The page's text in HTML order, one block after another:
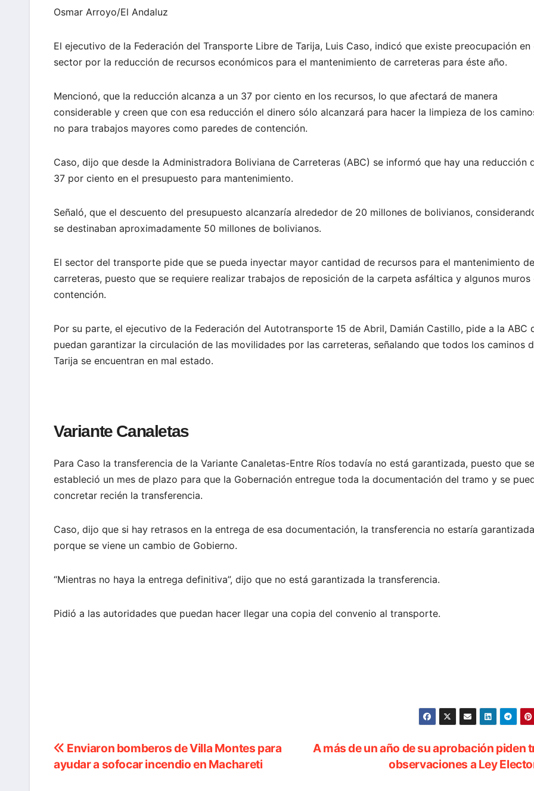
Osmar Arroyo/El Andaluz
El ejecutivo de la Federación del Transporte Libre de Tarija, Luis Caso, indicó que existe preocupación en
sector por la reducción de recursos económicos para el mantenimiento de carreteras para éste año.
Mencionó, que la reducción alcanza a un 37 por ciento en los recursos, lo que afectará de manera
considerable y creen que con esa reducción el dinero sólo alcanzará para hacer la limpieza de los
no para trabajos mayores como paredes de contención.
Caso, dijo que desde la Administradora Boliviana de Carreteras (ABC) se informó que hay una reducción
37 por ciento en el presupuesto para mantenimiento.
Señaló, que el descuento del presupuesto alcanzaría alrededor de 20 millones de bolivianos,
se destinaban aproximadamente 50 millones de bolivianos.
El sector del transporte pide que se pueda inyectar mayor cantidad de recursos para el mantenimiento de
carreteras, puesto que se requiere realizar trabajos de reposición de la carpeta asfáltica y algunos muros
contención.
Por su parte, el ejecutivo de la Federación del Autotransporte 15 de Abril, Damián Castillo, pide a la ABC
puedan garantizar la circulación de las movilidades por las carreteras, señalando que todos los caminos
Tarija se encuentran en mal estado.
Variante Canaletas
Para Caso la transferencia de la Variante Canaletas-Entre Ríos todavía no está garantizada, puesto que se
estableció un mes de plazo para que la Gobernación entregue toda la documentación del tramo y se
concretar recién la transferencia.
Caso, dijo que si hay retrasos en la entrega de esa documentación, la transferencia no estaría
porque se viene un cambio de Gobierno.
“Mientras no haya la entrega definitiva”, dijo que no está garantizada la transferencia.
Pidió a las autoridades que puedan hacer llegar una copia del convenio al transporte.
Navegación
de
A más de un año de su aprobación piden
observaciones a Ley
Enviaron bomberos de Villa Montes para
ayudar a sofocar incendio en Machareti